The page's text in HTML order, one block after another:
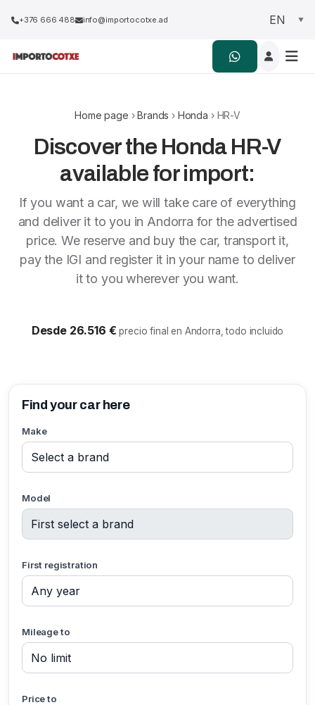
+376 666 488 info@importocotxe.ad
Home page ›Brands › Honda › HR-V
Discover the Honda HR-V
available for import:
If you want a car, we will take care of everything
and deliver it to you in Andorra for the advertised
price. We reserve and buy the car, transport it,
pay the IGI and register it in your name to deliver
it to you wherever you want.
Desde 26.516 €precio final en Andorra, todo incluido
Find your car here
Make
Model
First registration
Mileage to
Price to